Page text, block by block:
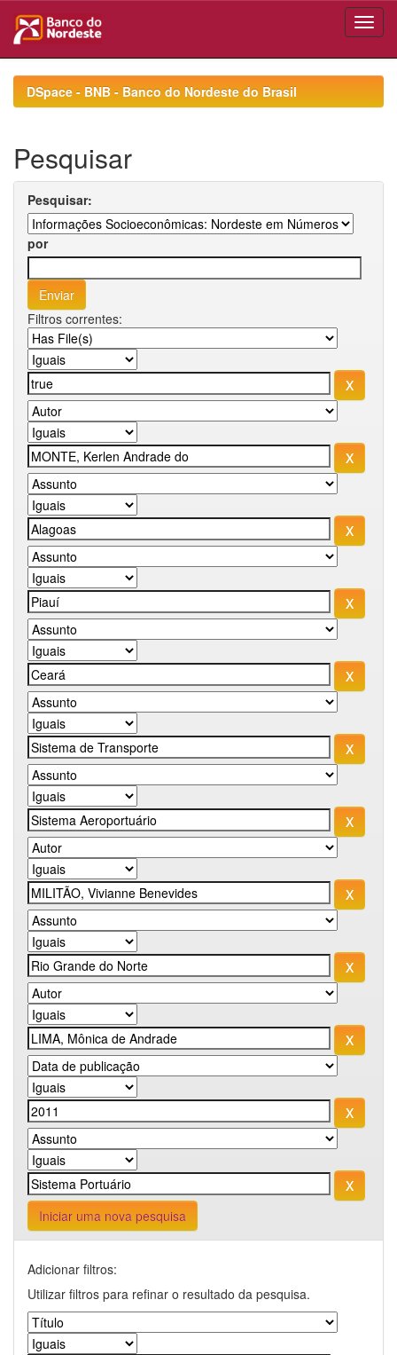
navigationDSpace - BNB - Banco do Nordeste do Brasil
Pesquisar
Pesquisar:
por
Filtros correntes:
Iniciar uma nova pesquisa
Adicionar filtros:
Utilizar filtros para refinar o resultado da pesquisa.